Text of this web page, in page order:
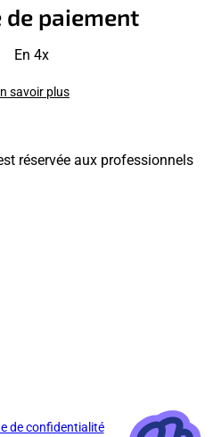
de paiement
En 4x
savoir plus
réservée aux professionnels
de confidentialité